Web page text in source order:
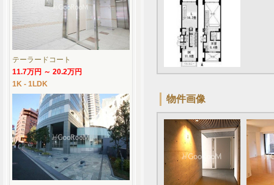
物件画像
テーラードコート
11.7万円 ～ 20.2万円
1K - 1LDK